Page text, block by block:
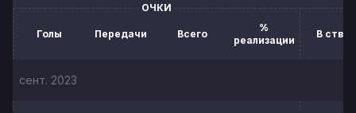
ОЧКИ
Голы Передачи Всего
%
реализации
В створ
сент. 2023